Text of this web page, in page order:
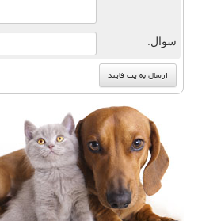
سوال: